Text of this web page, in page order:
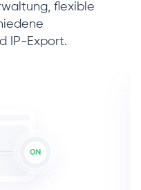
flexible
IP-Export.